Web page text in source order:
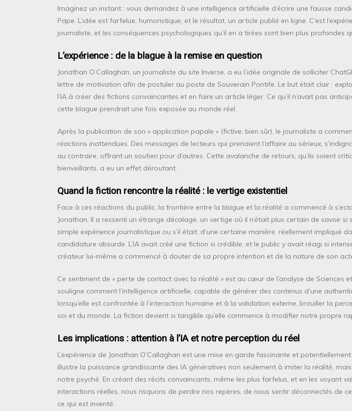
Imaginez un instant : vous demandez à une intelligence artificielle d’écrire une fausse
Pape. L’idée est farfelue, humoristique, et le résultat, un article publié en ligne. C’est
journaliste, et les conséquences psychologiques qu’il en a tirées sont bien plus profondes
L’expérience : de la blague à la remise en question
Jonathan O’Callaghan, un journaliste du site Inverse, a eu l’idée originale de solliciter
lettre de motivation afin de postuler au poste de Souverain Pontife. Le but était clair :
l’IA à créer des fictions convaincantes et en faire un article léger. Ce qu’il n’avait pas
cette blague prendrait une fois exposée au monde réel.
Après la publication de son « application papale » (fictive, bien sûr), le journaliste a
réactions inattendues. Des messages de lecteurs qui prenaient l’affaire au sérieux,
au contraire, offrant un soutien pour d’autres. Cette avalanche de retours, qu’ils soient
bienveillants, a eu un effet déroutant.
Quand la fiction rencontre la réalité : le vertige existentiel
Face à ces réactions du public, la frontière entre la blague et la réalité a commencé à
Jonathan. Il a ressenti un étrange décalage, un vertige où il n’était plus certain de savoir si
simple expérience journalistique ou s’il était, d’une certaine manière, réellement impliqué
candidature absurde. L’IA avait créé une fiction si crédible, et le public y avait réagi si
créateur lui-même a commencé à douter de sa propre intention et de la nature de son
Ce sentiment de « perte de contact avec la réalité » est au cœur de l’analyse de Sciences et
souligne comment l’intelligence artificielle, capable de générer des contenus d’une
lorsqu’elle est confrontée à l’interaction humaine et à la validation externe, brouiller la
soi et du monde. La fiction devient si tangible qu’elle commence à modifier notre propre
Les implications : attention à l’IA et notre perception du réel
L’expérience de Jonathan O’Callaghan est une mise en garde fascinante et
illustre la puissance grandissante des IA génératives non seulement à imiter la réalité,
notre psyché. En créant des récits convaincants, même les plus farfelus, et en les voyant
interactions réelles, nous risquons de perdre nos repères, de nous sentir déconnectés de
ce qui est inventé.